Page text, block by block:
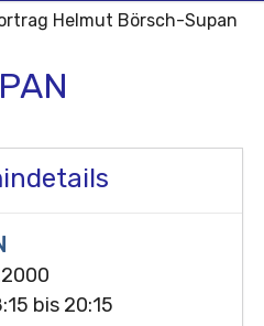
Helmut Börsch-Supan
bis 20:15